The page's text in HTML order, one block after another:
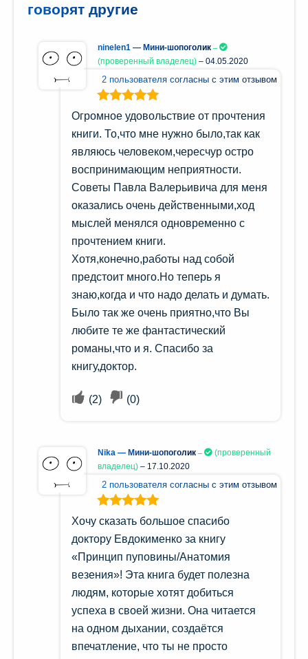
говорят другие
ninelen1 — Мини-шопоголик
(проверенный владелец) – 04.05.2020
2 пользователя согласны с этим отзывом
Оценка5из
Огромное удовольствие от прочтения
книги. То,что мне нужно было,так как
являюсь человеком,чересчур остро
воспринимающим неприятности.
Советы Павла Валерьивича для меня
оказались очень действенными,ход
мыслей менялся одновременно с
прочтением книги.
Хотя,конечно,работы над собой
предстоит много.Но теперь я
знаю,когда и что надо делать и думать.
Было так же очень приятно,что Вы
любите те же фантастический
романы,что и я. Спасибо за
книгу,доктор.
(2) (0)
Nika — Мини-шопоголик
(проверенный
владелец) – 17.10.2020
2 пользователя согласны с этим отзывом
Оценка 5из
Хочу сказать большое спасибо
доктору Евдокименко за книгу
«Принцип пуповины/Анатомия
везения»! Эта книга будет полезна
людям, которые хотят добиться
успеха в своей жизни. Она читается
на одном дыхании, создаётся
впечатление, что ты не просто